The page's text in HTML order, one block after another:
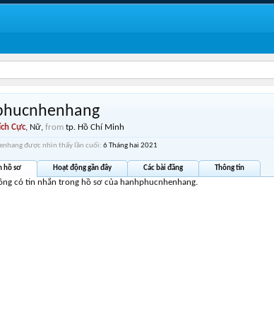
Cực, Nữ, from tp. Hồ Chí Minh
được nhìn thấy lần cuối: 6 Tháng hai 2021
hồ sơ Hoạt động gần đây Các bài đăng Thông tin
có tin nhắn trong hồ sơ của hanhphucnhenhang.